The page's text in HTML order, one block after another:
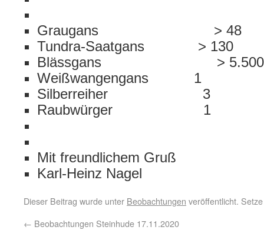
Graugans > 48
Tundra-Saatgans > 130
Blässgans > 5.500
Weißwangengans 1
Silberreiher 3
Raubwürger 1
Mit freundlichem Gruß
Karl-Heinz Nagel
Dieser Beitrag wurde unter Beobachtungen veröffentlicht.
← Beobachtungen Steinhude 17.11.2020